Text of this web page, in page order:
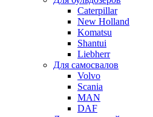
Caterpillar
New Holland
Komatsu
Shantui
Liebherr
Для самосвалов
Volvo
Scania
MAN
DAF